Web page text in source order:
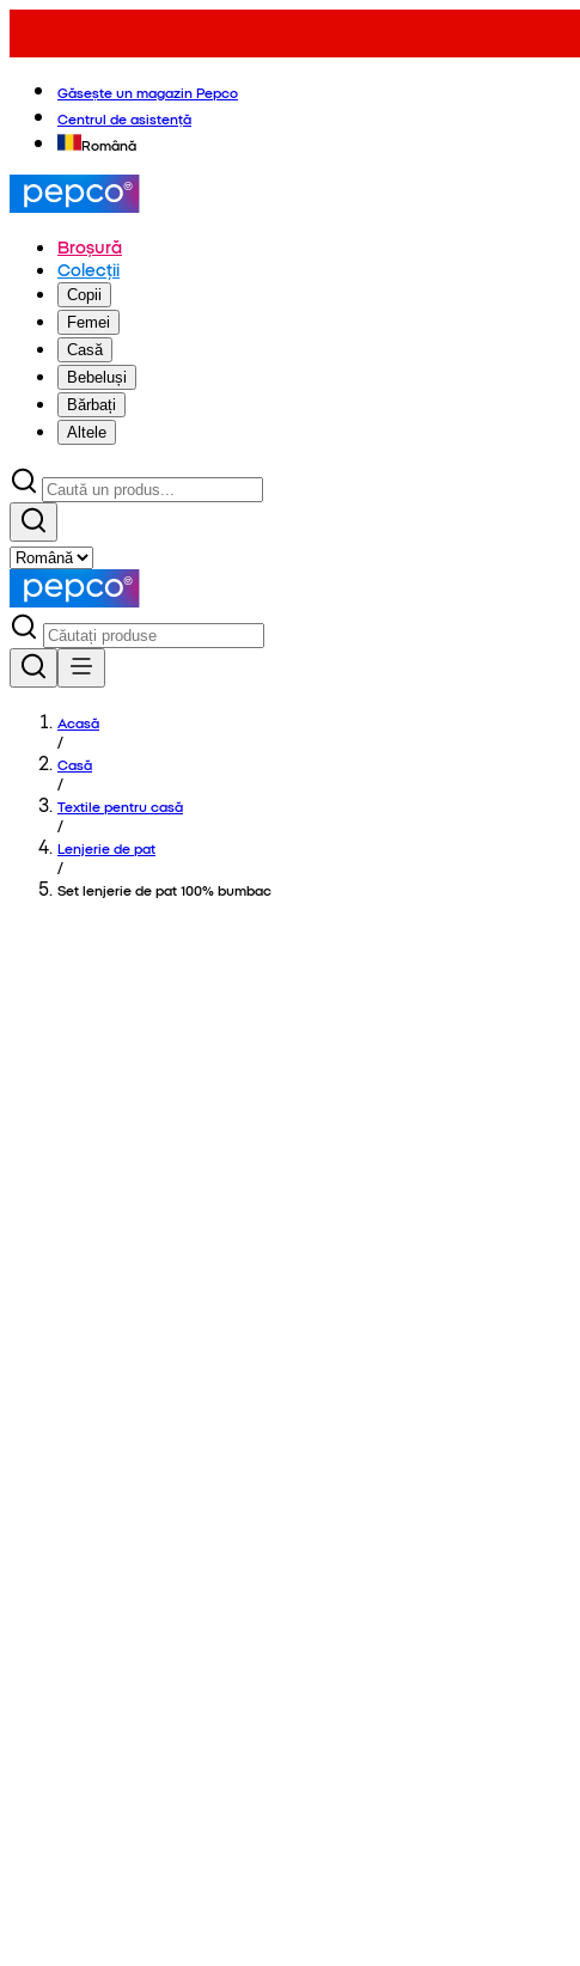
Găsește un magazin Pepco
Centrul de asistență
Română
Broșură
Colecții
Copii
Femei
Casă
Bebeluși
Bărbați
Altele
Acasă
/
Casă
/
Textile pentru casă
/
Lenjerie de pat
/
Set lenjerie de pat 100% bumbac